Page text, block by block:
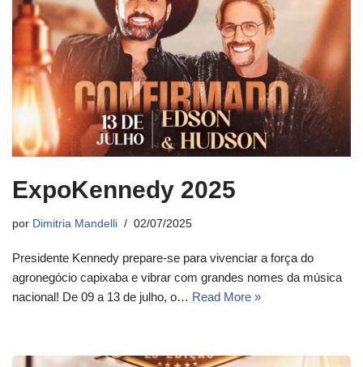
ExpoKennedy 2025
por Dimitria Mandelli 02/07/2025
Presidente Kennedy prepare-se para vivenciar a força do
agronegócio capixaba e vibrar com grandes nomes da música
nacional! De 09 a 13 de julho, o… Read More »